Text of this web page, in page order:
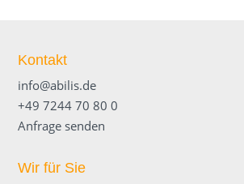
Kontakt
info@abilis.de
+49 7244 70 80 0
Anfrage senden
Wir für Sie